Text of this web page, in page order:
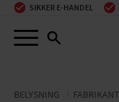
Menu
SIKKER E-HANDEL
BELYSNING FABRIKANT